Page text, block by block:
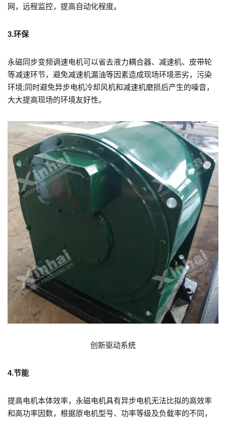
网，远程监控，提高自动化程度。
3.环保
永磁同步变频调速电机可以省去液力耦合器、减速机、皮带轮
等减速环节，避免减速机漏油等因素造成现场环境恶劣，污染
环境;同时避免异步电机冷却风机和减速机磨损后产生的噪音，
大大提高现场的环境友好性。
创新驱动系统
4.节能
提高电机本体效率，永磁电机具有异步电机无法比拟的高效率
和高功率因数，根据原电机型号、功率等级及负载率的不同，